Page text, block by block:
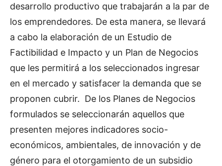
desarrollo productivo que trabajarán a la par de
los emprendedores. De esta manera, se llevará
a cabo la elaboración de un Estudio de
Factibilidad e Impacto y un Plan de Negocios
que les permitirá a los seleccionados ingresar
en el mercado y satisfacer la demanda que se
proponen cubrir. De los Planes de Negocios
formulados se seleccionarán aquellos que
presenten mejores indicadores socio-
económicos, ambientales, de innovación y de
género para el otorgamiento de un subsidio